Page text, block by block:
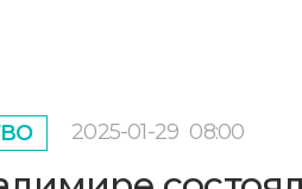
2025-01-29 08:00